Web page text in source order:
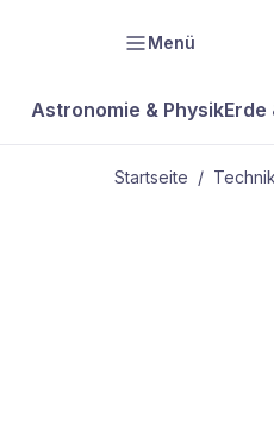
Menü
Astronomie & PhysikErde
Startseite /